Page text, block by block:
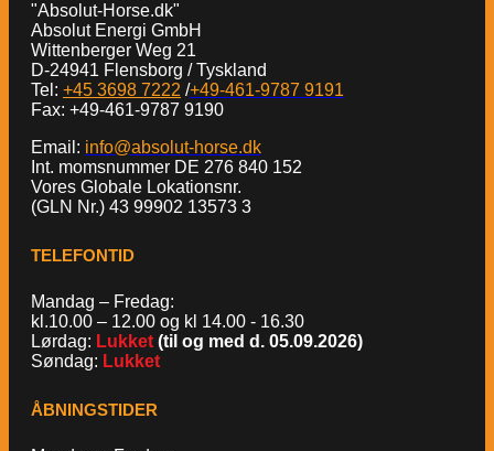
"Absolut-Horse.dk"
Absolut Energi GmbH
Wittenberger Weg 21
D-24941 Flensborg / Tyskland
Tel: +45 3698 7222 /+49-461-9787 9191
Fax: +49-461-9787 9190
Email: info@absolut-horse.dk
Int. momsnummer DE 276 840 152
Vores Globale Lokationsnr.
(GLN Nr.) 43 99902 13573 3
TELEFONTID
Mandag – Fredag:
kl.10.00 – 12.00 og kl 14.00 - 16.30
Lørdag: Lukket (til og med d. 05.09.2026)
Søndag: Lukket
ÅBNINGSTIDER